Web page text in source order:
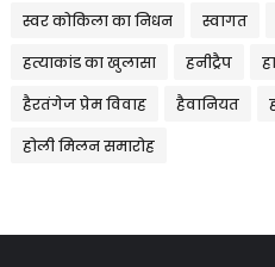
स्वर कोकिला का निधन स्वागत
हत्याकांड का खुलासा हनीट्रैप
हैरतंगेज प्रेम विवाह हैवानियत
होली मिलन समारोह